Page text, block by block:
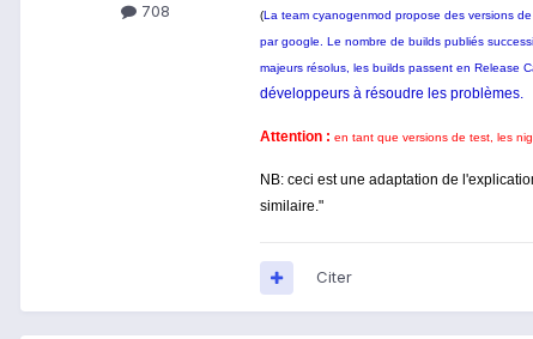
708 (La team cyanogenmod propose des versions
par google. Le nombre de builds publiés
majeurs résolus, les builds passent en Release
développeurs à résoudre les problèmes.
Attention : en tant que versions de test, les
NB: ceci est une adaptation de
similaire."
Citer